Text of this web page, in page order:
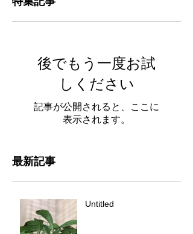
後でもう一度お試
しください
記事が公開されると、ここに
表示されます。
最新記事
Untitled